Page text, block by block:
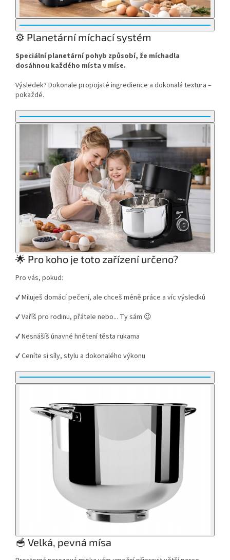
⚙️ Planetární míchací systém
Speciální planetární pohyb způsobí, že míchadla
dosáhnou každého místa v míse.
Výsledek? Dokonale propojaté ingredience a dokonalá textura –
pokaždé.
🌟 Pro koho je toto zařízení určeno?
Pro vás, pokud:
✔ Miluješ domácí pečení, ale chceš méně práce a víc výsledků
✔ Vaříš pro rodinu, přátele nebo... Ty sám 😉
✔ Nesnášíš únavné hnětení těsta rukama
✔ Ceníte si síly, stylu a dokonalého výkonu
🥣 Velká, pevná mísa